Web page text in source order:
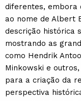
diferentes, embora
ao nome de Albert
descrição histórica
mostrando as
como Hendrik
Minkowski e
para a criação da
perspectiva